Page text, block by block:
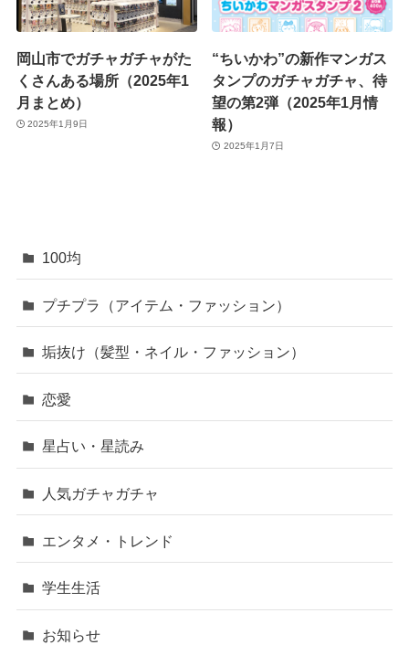
岡山市でガチャガチャがた
くさんある場所（2025年1
月まとめ）
2025年1月9日
“ちいかわ”の新作マンガス
タンプのガチャガチャ、待
望の第2弾（2025年1月情
報）
2025年1月7日
100均
プチプラ（アイテム・ファッション）
垢抜け（髪型・ネイル・ファッション）
恋愛
星占い・星読み
人気ガチャガチャ
エンタメ・トレンド
学生生活
お知らせ